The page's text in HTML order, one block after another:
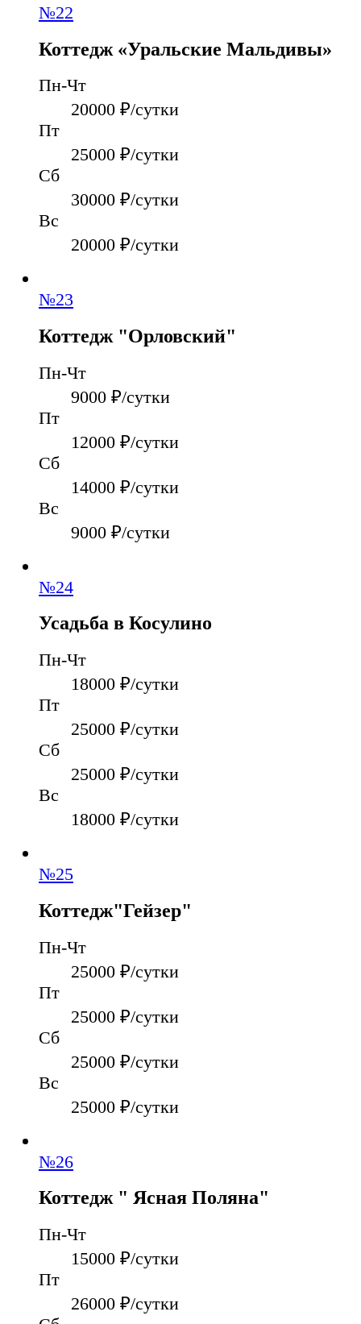
№22
Коттедж «Уральские Мальдивы»
Пн-Чт
20000 ₽/сутки
Пт
25000 ₽/сутки
Сб
30000 ₽/сутки
Вс
20000 ₽/сутки
№23
Коттедж "Орловский"
Пн-Чт
9000 ₽/сутки
Пт
12000 ₽/сутки
Сб
14000 ₽/сутки
Вс
9000 ₽/сутки
№24
Усадьба в Косулино
Пн-Чт
18000 ₽/сутки
Пт
25000 ₽/сутки
Сб
25000 ₽/сутки
Вс
18000 ₽/сутки
№25
Коттедж"Гейзер"
Пн-Чт
25000 ₽/сутки
Пт
25000 ₽/сутки
Сб
25000 ₽/сутки
Вс
25000 ₽/сутки
№26
Коттедж " Ясная Поляна"
Пн-Чт
15000 ₽/сутки
Пт
26000 ₽/сутки